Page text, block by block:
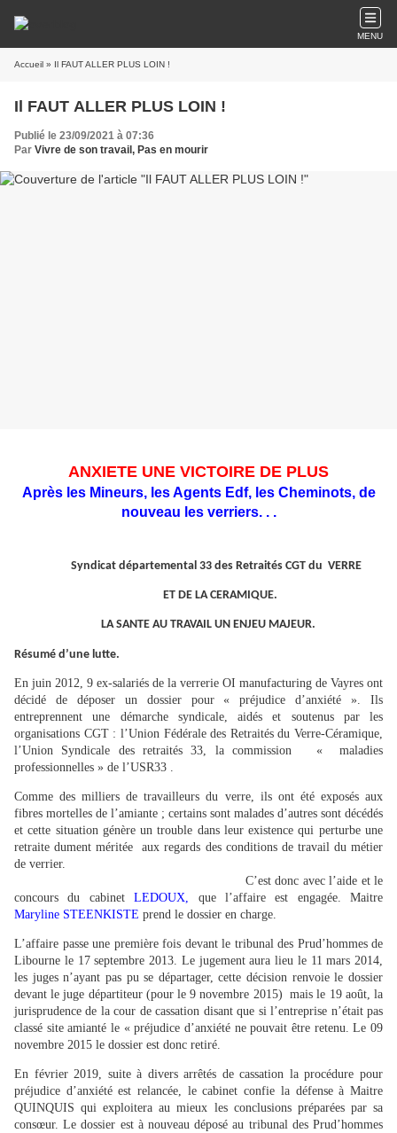
MENU
Accueil » Il FAUT ALLER PLUS LOIN !
Il FAUT ALLER PLUS LOIN !
Publié le 23/09/2021 à 07:36
Par Vivre de son travail, Pas en mourir
ANXIETE UNE VICTOIRE DE PLUS
Après les Mineurs, les Agents Edf, les Cheminots, de
nouveau les verriers. . .
Syndicat départemental 33 des Retraités CGT du VERRE
ET DE LA CERAMIQUE.
LA SANTE AU TRAVAIL UN ENJEU MAJEUR.
Résumé d’une lutte.
En juin 2012, 9 ex-salariés de la verrerie OI manufacturing de Vayres ont
décidé de déposer un dossier pour « préjudice d’anxiété ». Ils
entreprennent une démarche syndicale, aidés et soutenus par les
organisations CGT : l’Union Fédérale des Retraités du Verre-Céramique,
l’Union Syndicale des retraités 33, la commission « maladies
professionnelles » de l’USR33 .
Comme des milliers de travailleurs du verre, ils ont été exposés aux
fibres mortelles de l’amiante ; certains sont malades d’autres sont décédés
et cette situation génère un trouble dans leur existence qui perturbe une
retraite dument méritée aux regards des conditions de travail du métier
de verrier.
C’est donc avec l’aide et le
concours du cabinetLEDOUX, que l’affaire est engagée. Maitre
Maryline STEENKISTE prend le dossier en charge.
L’affaire passe une première fois devant le tribunal des Prud’hommes de
Libourne le 17 septembre 2013. Le jugement aura lieu le 11 mars 2014,
les juges n’ayant pas pu se départager, cette décision renvoie le dossier
devant le juge départiteur (pour le 9 novembre 2015) mais le 19 août, la
jurisprudence de la cour de cassation disant que si l’entreprise n’était pas
classé site amianté le « préjudice d’anxiété ne pouvait être retenu. Le 09
novembre 2015 le dossier est donc retiré.
En février 2019, suite à divers arrêtés de cassation la procédure pour
préjudice d’anxiété est relancée, le cabinet confie la défense à Maitre
QUINQUIS qui exploitera au mieux les conclusions préparées par sa
consœur. Le dossier est à nouveau déposé au tribunal des Prud’hommes